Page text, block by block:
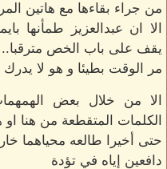
من جراء بقاءها مع هاتين
الا ان عبدالعزيز
يقف على باب الخص مترقبا..
مر الوقت بطيئا و هو لا
الا من خلال بعض
الكلمات المتقطعة من هنا
حتى أخيرا طالعه محياهما
دافعين إياه في تؤدة